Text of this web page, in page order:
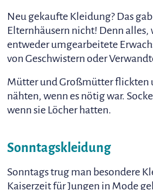
Neu gekaufte Kleidung? Das
Elternhäusern nicht! Denn alles,
entweder umgearbeitete
von Geschwistern oder
Mütter und Großmütter flickten
nähten, wenn es nötig war.
wenn sie Löcher hatten.
Sonntagskleidung
Sonntags trug man besondere
Kaiserzeit für Jungen in Mode